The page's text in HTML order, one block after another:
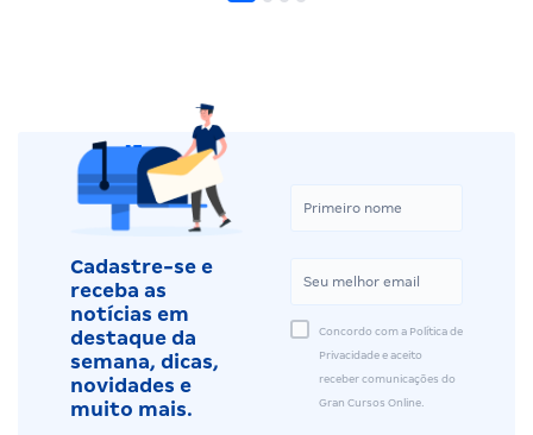
Cadastre-se e
receba as
notícias em
destaque da
semana, dicas,
novidades e
muito mais.
Concordo com a Política de
Privacidade e aceito
receber comunicações do
Gran Cursos Online.